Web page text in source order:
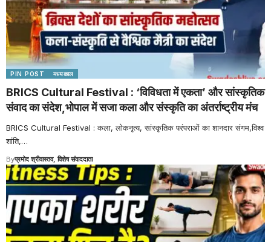
PIN POST मध्यकाल
BRICS Cultural Festival : ‘विविधता में एकता’ और सांस्कृतिक
संवाद का संदेश,भोपाल में सजा कला और संस्कृति का अंतर्राष्ट्रीय मंच
BRICS Cultural Festival : कला, लोकनृत्य, सांस्कृतिक परंपराओं का शानदार संगम,विश्व
शांति,…
Byप्रमोद श्रीवास्तव, विशेष संवाददाता